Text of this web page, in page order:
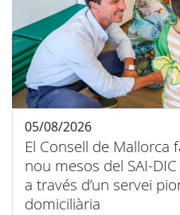
El Consell de Mallorca
nou mesos del SAI-
a través d’un servei
domiciliària
05/08/2026